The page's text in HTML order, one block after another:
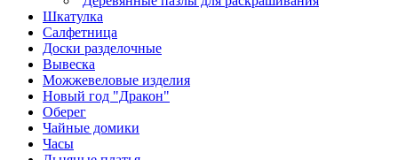
Шкатулка
Салфетница
Доски разделочные
Вывеска
Можжевеловые изделия
Новый год "Дракон"
Оберег
Чайные домики
Часы